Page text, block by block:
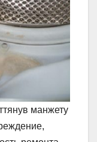
манжету